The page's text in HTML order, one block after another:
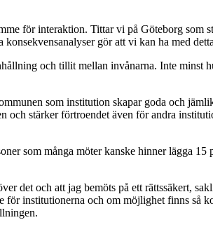
för interaktion. Tittar vi på Göteborg som
gör att vi kan ha med
och tillit mellan invånarna. Inte
som institution skapar goda och
och stärker förtroendet även för andra
som många möter kanske hinner lägga
det och att jag bemöts på ett rättssäkert,
institutionerna och om möjlighet finns så